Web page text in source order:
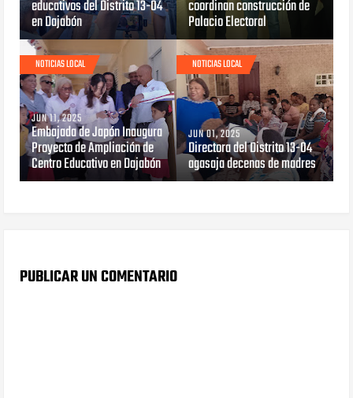
educativos del Distrito 13-04
en Dajabón
coordinan construcción de
Palacio Electoral
NOTICIAS LOCAL
JUN 11, 2025
Embajada de Japón Inaugura
Proyecto de Ampliación de
Centro Educativo en Dajabón
NOTICIAS LOCAL
JUN 01, 2025
Directora del Distrito 13-04
agasaja decenas de madres
PUBLICAR UN COMENTARIO